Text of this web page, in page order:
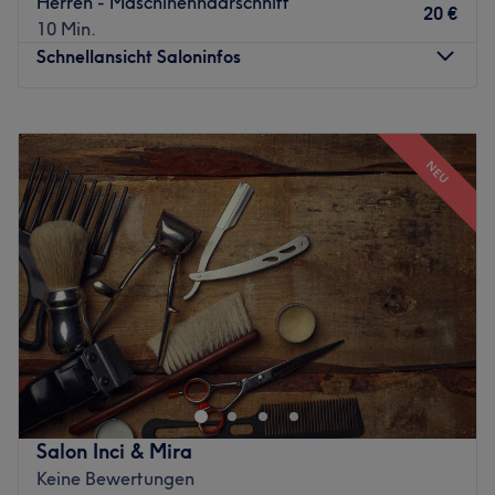
10 Min.
20 €
Schnellansicht Saloninfos
Dienstag
09:00–20:00
Mittwoch
09:00–20:00
Donnerstag
09:00–20:00
Freitag
09:00– 20:00
Samstag
09:00– 20:00
Sonntag
Geschlossen
Im modernen Salon im Leipziger Hauptbahnhof bietet
King Cut exklusive Barber‑Services in stilvoller
Atmosphäre. Das Angebot reicht von präzisen
Haarschnitten bis zur klassischen Bartpflege, kombiniert
mit entspannender Wellness wie der traditionellen
japanischen Kopfmassage – sogenannte Head Spa –, die
Kopfhaut und Haar revitalisiert. Perfekt für alle, die Wert
NEU
Salon Inci & Mira
Keine Bewertungen